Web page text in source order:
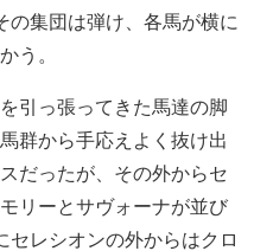
の集団は弾け、各馬が横に
う。
引っ張ってきた馬達の脚
群から手応えよく抜け出
だったが、その外からセ
リーとサヴォーナが並び
セレシオンの外からはクロ